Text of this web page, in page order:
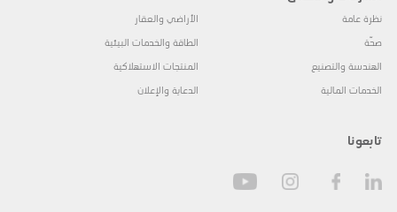
نظرة عامة
صحّة
الهندسة والتصنيع
الخدمات المالية
الأراضي والعقار
الطاقة والخدمات البيئية
المنتجات الاستهلاكية
الدعاية والإعلان
تابعونا